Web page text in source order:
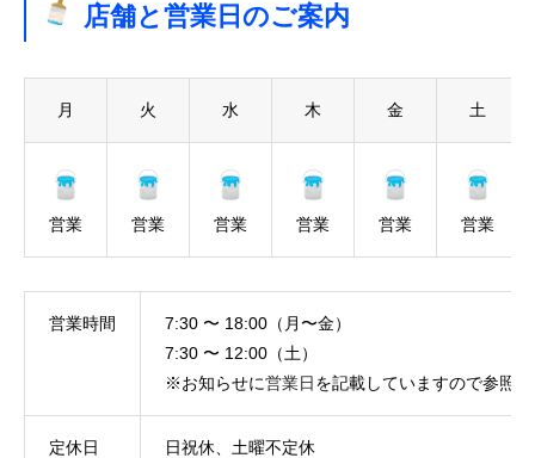
店舗と営業日のご案内
月 火 水 木 金 土
営業 営業 営業 営業 営業 営業
営業時間
7:30 〜 18:00（月〜金）
7:30 〜 12:00（土）
※お知らせに営業日を記載していますので参照
定休日 日祝休、土曜不定休